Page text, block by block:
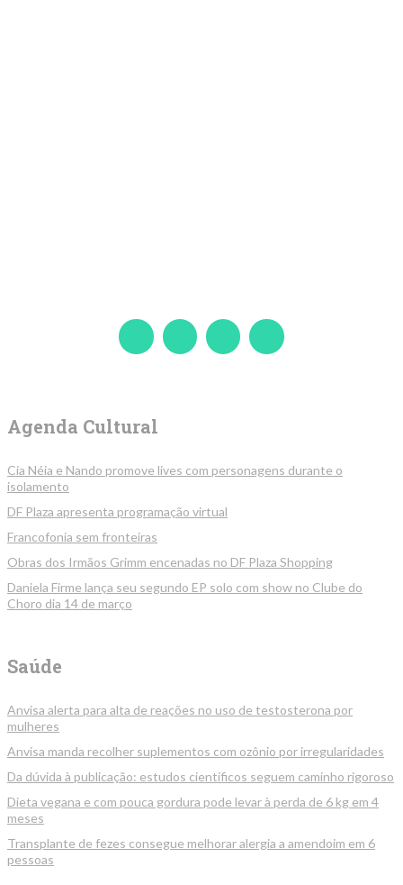
Agenda Cultural
Cia Néia e Nando promove lives com personagens durante o
isolamento
DF Plaza apresenta programação virtual
Francofonia sem fronteiras
Obras dos Irmãos Grimm encenadas no DF Plaza Shopping
Daniela Firme lança seu segundo EP solo com show no Clube do
Choro dia 14 de março
Saúde
Anvisa alerta para alta de reações no uso de testosterona por
mulheres
Anvisa manda recolher suplementos com ozônio por irregularidades
Da dúvida à publicação: estudos científicos seguem caminho rigoroso
Dieta vegana e com pouca gordura pode levar à perda de 6 kg em 4
meses
Transplante de fezes consegue melhorar alergia a amendoim em 6
pessoas